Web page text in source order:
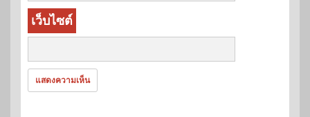
เว็บไซต์